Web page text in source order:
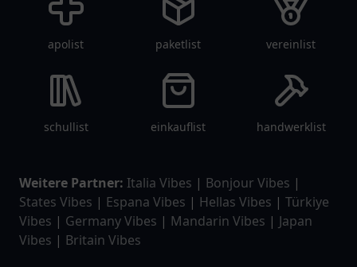
apolist paketlist vereinlist
schullist einkauflist handwerklist
Weitere Partner: Italia Vibes | Bonjour Vibes |
States Vibes | Espana Vibes | Hellas Vibes | Türkiye
Vibes | Germany Vibes | Mandarin Vibes | Japan
Vibes | Britain Vibes